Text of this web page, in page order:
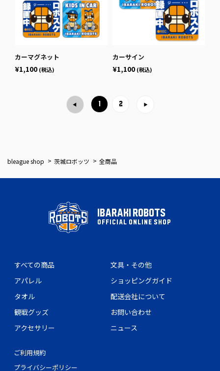
カーマグネット
¥1,100 (税込)
カーサイン
¥1,100 (税込)
1 2
bleague shop 茨城ロボッツ 全商品
IBARAKI ROBOTS
OFFICIAL ONLINE SHOP
すべての商品
アパレル
タオル
観戦グッズ
アクセサリー
文具・その他
ショッピングガイド
配送会社について
お問い合わせ
ニュース
ご利用規約
プライバシーポリシー